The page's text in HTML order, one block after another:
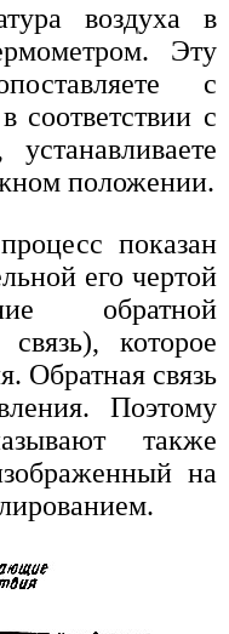
воздуха в
Эту
с
соответствии с
устанавливаете
положении.
показан
его чертой
обратной
которое
Обратная связь
Поэтому
также
на